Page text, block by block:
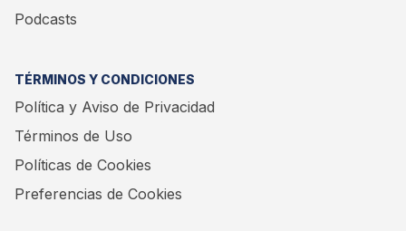
Podcasts
TÉRMINOS Y CONDICIONES
Política y Aviso de Privacidad
Términos de Uso
Políticas de Cookies
Preferencias de Cookies